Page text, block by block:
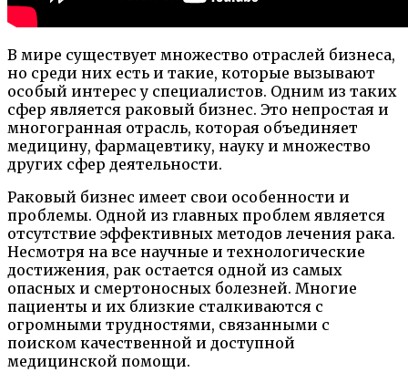
В мире существует множество отраслей бизнеса,
но среди них есть и такие, которые вызывают
особый интерес у специалистов. Одним из таких
сфер является раковый бизнес. Это непростая и
многогранная отрасль, которая объединяет
медицину, фармацевтику, науку и множество
других сфер деятельности.
Раковый бизнес имеет свои особенности и
проблемы. Одной из главных проблем является
отсутствие эффективных методов лечения рака.
Несмотря на все научные и технологические
достижения, рак остается одной из самых
опасных и смертоносных болезней. Многие
пациенты и их близкие сталкиваются с
огромными трудностями, связанными с
поиском качественной и доступной
медицинской помощи.